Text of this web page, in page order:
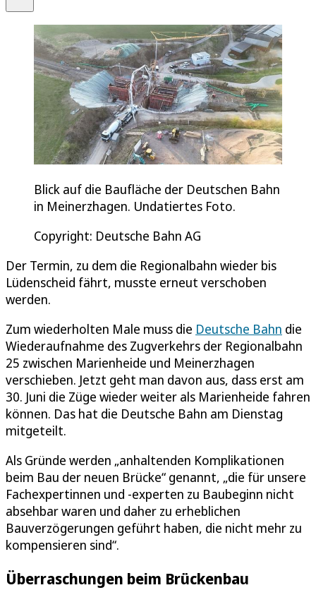
Blick auf die Baufläche der Deutschen Bahn
in Meinerzhagen. Undatiertes Foto.
Copyright: Deutsche Bahn AG
Der Termin, zu dem die Regionalbahn wieder bis
Lüdenscheid fährt, musste erneut verschoben
werden.
Zum wiederholten Male muss die Deutsche Bahn die
Wiederaufnahme des Zugverkehrs der Regionalbahn
25 zwischen Marienheide und Meinerzhagen
verschieben. Jetzt geht man davon aus, dass erst am
30. Juni die Züge wieder weiter als Marienheide fahren
können. Das hat die Deutsche Bahn am Dienstag
mitgeteilt.
Als Gründe werden „anhaltenden Komplikationen
beim Bau der neuen Brücke“ genannt, „die für unsere
Fachexpertinnen und -experten zu Baubeginn nicht
absehbar waren und daher zu erheblichen
Bauverzögerungen geführt haben, die nicht mehr zu
kompensieren sind“.
Überraschungen beim Brückenbau